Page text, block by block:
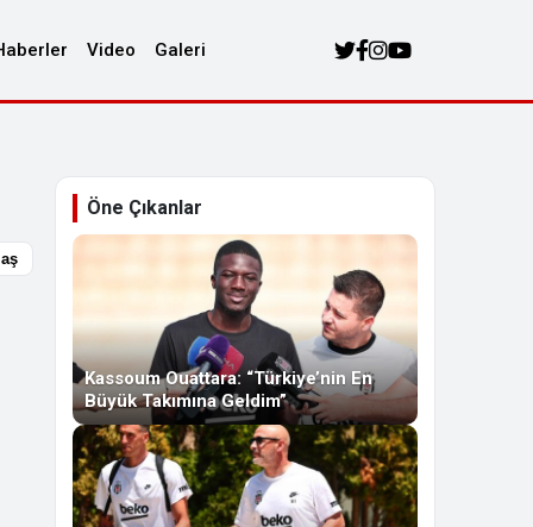
Video Galeri
Öne Çıkanlar
Kassoum Ouattara: “Türkiye’nin En
Büyük Takımına Geldim”